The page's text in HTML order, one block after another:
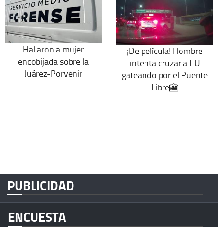
Hallaron a mujer
encobijada sobre la
Juárez-Porvenir
¡De película! Hombre
intenta cruzar a EU
gateando por el Puente
Libre🎦
PUBLICIDAD
ENCUESTA